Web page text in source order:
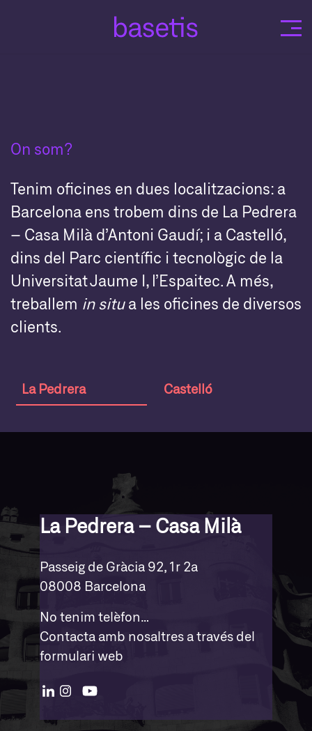
On som?
Tenim oficines en dues localitzacions: a
Barcelona ens trobem dins de La Pedrera
– Casa Milà d’Antoni Gaudí; i a Castelló,
dins del Parc científic i tecnològic de la
Universitat Jaume I, l’Espaitec. A més,
treballem in situa les oficines de diversos
clients.
La Pedrera Castelló
La Pedrera – Casa Milà
Passeig de Gràcia 92, 1r 2a
08008 Barcelona
No tenim telèfon…
Contacta amb nosaltres a través del
formulari web